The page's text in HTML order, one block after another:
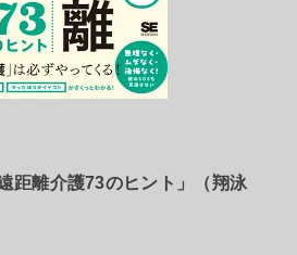
距離介護73のヒント」（翔泳